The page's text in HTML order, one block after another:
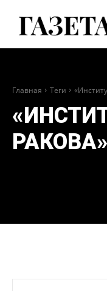
Главная Теги
РАКОВА»